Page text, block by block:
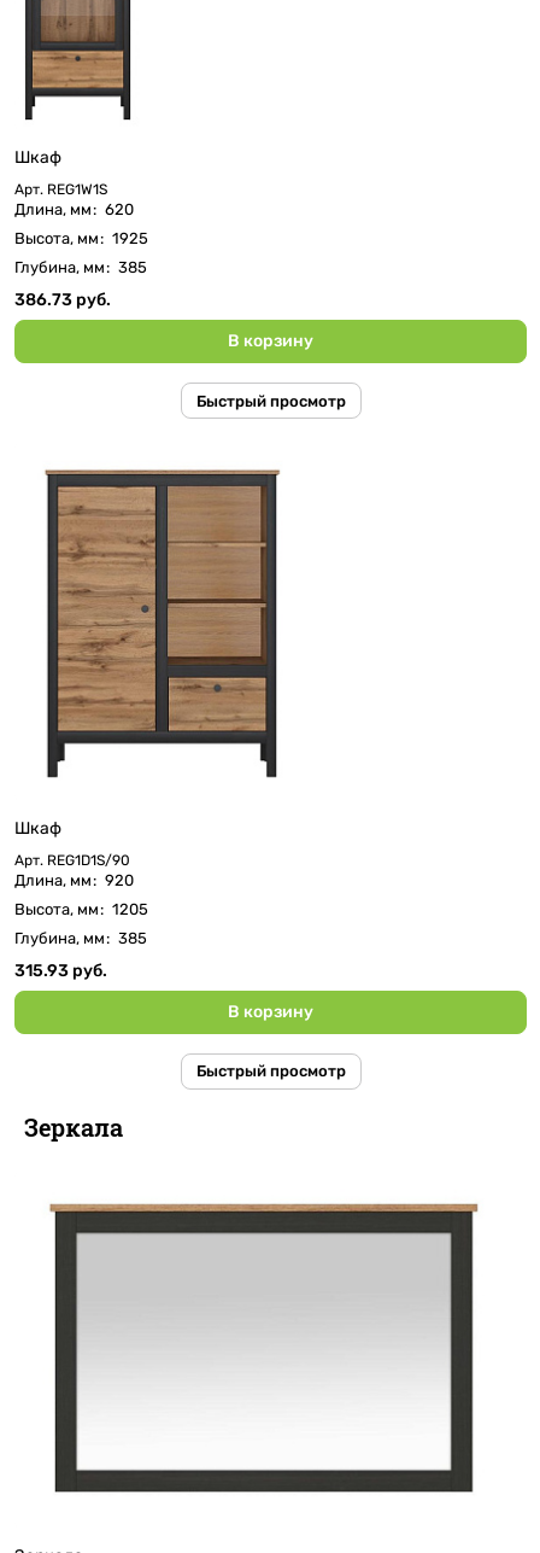
Шкаф
Арт. REG1W1S
Длина, мм: 620
Высота, мм: 1925
Глубина, мм: 385
386.73 руб.
В корзину
Быстрый просмотр
Шкаф
Арт. REG1D1S/90
Длина, мм: 920
Высота, мм: 1205
Глубина, мм: 385
315.93 руб.
В корзину
Быстрый просмотр
Зеркала